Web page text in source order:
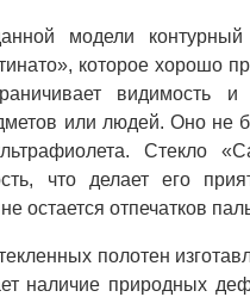
модели контурный
которое хорошо
видимость и
или людей. Оно не
Стекло
что делает его
остается отпечатков
полотен
наличие природных